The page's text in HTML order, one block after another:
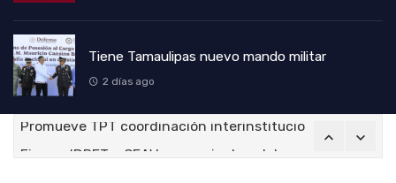
Tiene Tamaulipas nuevo mando militar
2 días ago
Firman IDPET y CEAV convenio de colaboración para